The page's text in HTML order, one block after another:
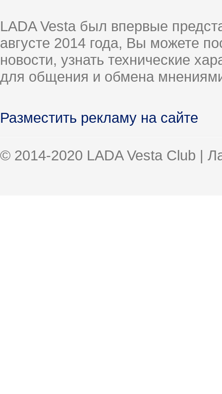
LADA Vesta был впервые
августе 2014 года, Вы можете
новости, узнать технические
для общения и обмена
Разместить рекламу на сайте
© 2014-2020 LADA Vesta Club |